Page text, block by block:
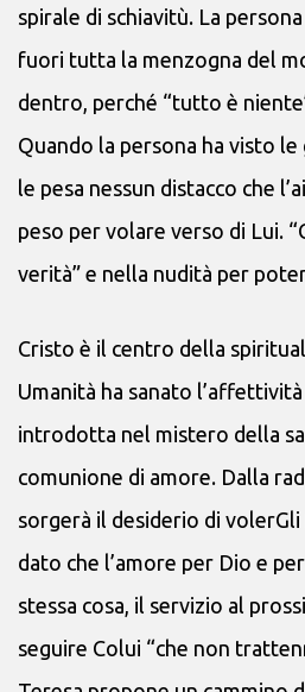
spirale di schiavitù. La
fuori tutta la menzogna del
dentro, perché “tutto è
Quando la persona ha visto
le pesa nessun distacco che
peso per volare verso di Lui.
verità” e nella nudità per
Cristo è il centro della
Umanità ha sanato l’affettività
introdotta nel mistero della
comunione di amore. Dalla
sorgerà il desiderio di
dato che l’amore per Dio e
stessa cosa, il servizio al
seguire Colui “che non